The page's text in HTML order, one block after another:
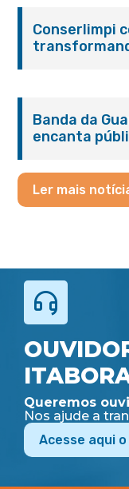
Conserlimpi
Banda da
encanta
Ler mais
Queremos
Nos ajude a
Acesse aqui